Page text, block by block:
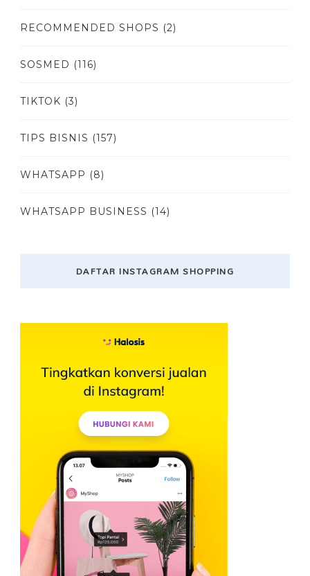
RECOMMENDED SHOPS (2)
SOSMED (116)
TIKTOK (3)
TIPS BISNIS (157)
WHATSAPP (8)
WHATSAPP BUSINESS (14)
DAFTAR INSTAGRAM SHOPPING